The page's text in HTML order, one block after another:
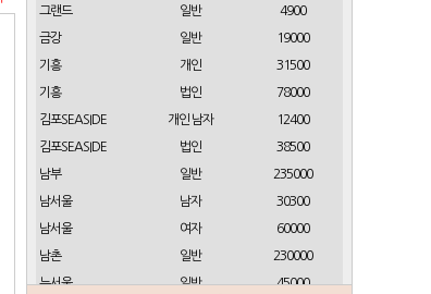
그랜드 일반 4900
금강 일반 19000
기흥 개인 31500
기흥 법인 78000
김포SEASIDE 개인 남자 12400
김포SEASIDE 법인 38500
남부 일반 235000
남서울 남자 30300
남서울 여자 60000
남촌 일반 230000
뉴서울 일반 45000